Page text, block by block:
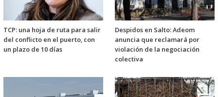
TCP: una hoja de ruta para salir
del conflicto en el puerto, con
un plazo de 10 días
Despidos en Salto: Adeom
anuncia que reclamará por
violación de la negociación
colectiva